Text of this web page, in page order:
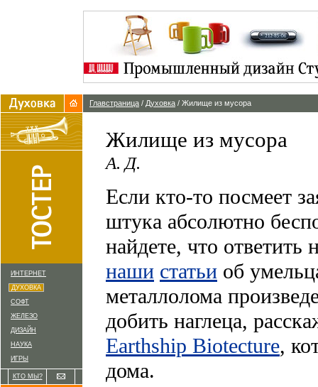
Главстраница / Духовка / Жилище из мусора
ИНТЕРНЕТ
ДУХОВКА
СОФТ
ЖЕЛЕЗО
ДИЗАЙН
НАУКА
ИГРЫ
КТО МЫ?
Жилище из мусора
А. Д.
Если кто-то посмеет
штука абсолютно
найдете, что ответить
наши статьи об
металлолома
добить наглеца,
Earthship Biotecture,
дома.